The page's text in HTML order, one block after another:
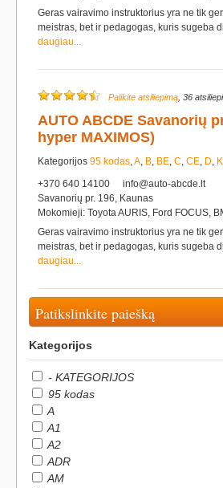
Geras vairavimo instruktorius yra ne tik
meistras, bet ir pedagogas, kuris sugeba
daugiau...
Palikite atsiliepimą , 36
AUTO ABCDE Savanorių
hyper MAXIMOS)
Kategorijos 95 kodas,A, B, BE, C, CE, D,
+370 640 14100
info@auto-abcde.lt
Savanorių pr. 196, Kaunas
Mokomieji: Toyota AURIS, Ford FOCUS,
Geras vairavimo instruktorius yra ne tik
meistras, bet ir pedagogas, kuris sugeba
daugiau...
Patikslinkite paiešką
Kategorijos
- KATEGORIJOS
95 kodas
A
A1
A2
ADR
AM